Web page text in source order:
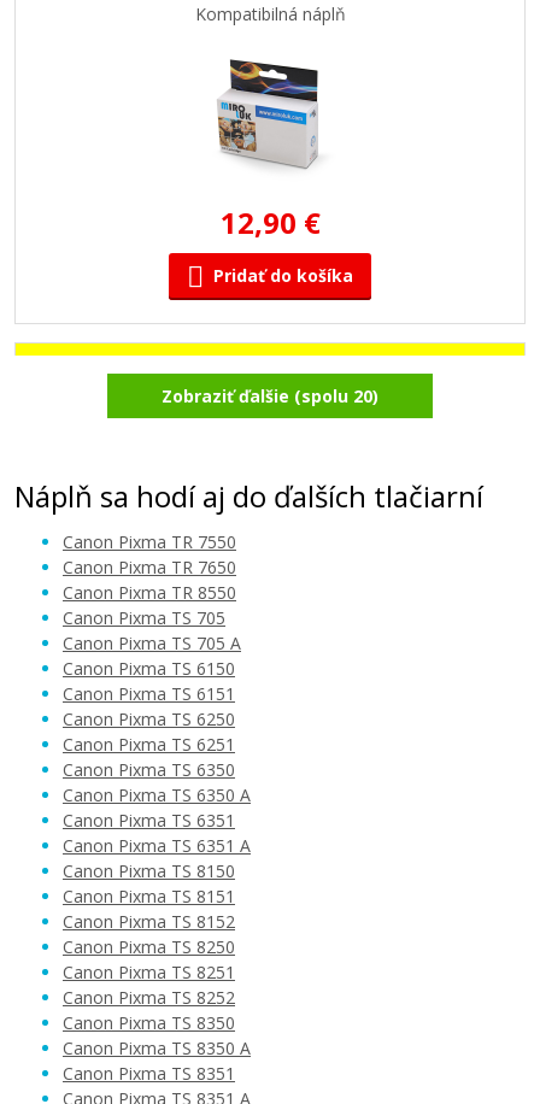
Kompatibilná náplň
12,90 €
Pridať do košíka
Kompatibilná náplň s Canon CLI-581Y XXL
(Žltá)
12,90 €
Pridať do košíka
Kompatibilná náplň s Canon CLI-581PB
XXL (Foto modrá)
Kompatibilná náplň
12,90 €
Zobraziť ďalšie (spolu 20)
Náplň sa hodí aj do ďalších tlačiarní
Canon Pixma TR 7550
Canon Pixma TR 7650
Canon Pixma TR 8550
Canon Pixma TS 705
Canon Pixma TS 705 A
Canon Pixma TS 6150
Canon Pixma TS 6151
Canon Pixma TS 6250
Canon Pixma TS 6251
Canon Pixma TS 6350
Canon Pixma TS 6350 A
Canon Pixma TS 6351
Canon Pixma TS 6351 A
Canon Pixma TS 8150
Canon Pixma TS 8151
Canon Pixma TS 8152
Canon Pixma TS 8250
Canon Pixma TS 8251
Canon Pixma TS 8252
Canon Pixma TS 8350
Canon Pixma TS 8350 A
Canon Pixma TS 8351
Canon Pixma TS 8351 A